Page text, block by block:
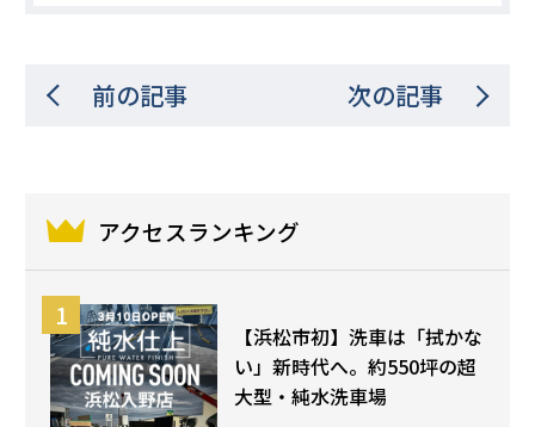
前の記事 次の記事
アクセスランキング
【浜松市初】洗車は「拭かな
い」新時代へ。約550坪の超
大型・純水洗車場